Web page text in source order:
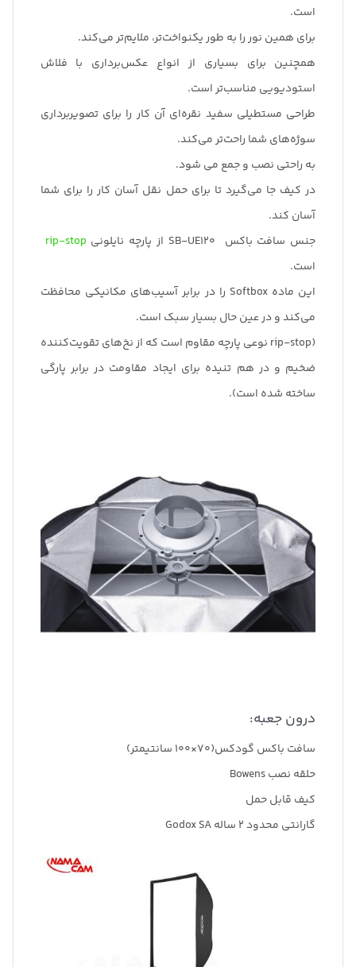
است.
برای همین نور را به طور یکنواخت‌تر، ملایم‌تر می‌کند.
همچنین برای بسیاری از انواع عکس‌برداری با فلاش
استودیویی مناسب‌تر است.
طراحی مستطیلی سفید نقره‌ای آن کار را برای تصویربرداری
سوژه‌های شما راحت‌تر می‌کند.
به راحتی نصب و جمع می شود.
در کیف جا می‌گیرد تا برای حمل نقل آسان کار را برای شما
آسان کند.
جنس سافت باکس SB-UE120 از پارچه نایلونی
rip-stop
است.
این ماده Softbox را در برابر آسیب‌های مکانیکی محافظت
می‌کند و در عین حال بسیار سبک است.
(rip-stop نوعی پارچه‌ مقاوم است که از نخ‌های تقویت‌کننده
ضخیم و در هم تنیده برای ایجاد مقاومت در برابر پارگی
ساخته شده است).
درون جعبه:
سافت باکس گودکس(70×100 سانتیمتر)
حلقه نصب Bowens
کیف قابل حمل
گارانتی محدود 2 ساله Godox SA